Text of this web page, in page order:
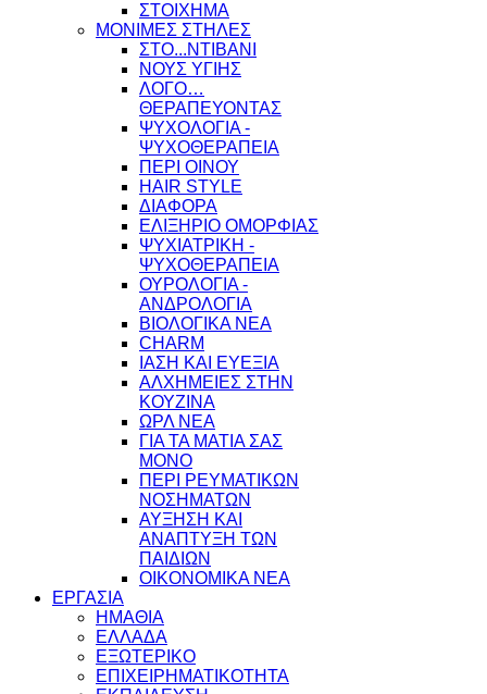
ΣΤΟΙΧΗΜΑ
ΜΟΝΙΜΕΣ ΣΤΗΛΕΣ
ΣΤΟ...ΝΤΙΒΑΝΙ
ΝΟΥΣ ΥΓΙΗΣ
ΛΟΓΟ…
ΘΕΡΑΠΕΥΟΝΤΑΣ
ΨΥΧΟΛΟΓΙΑ -
ΨΥΧΟΘΕΡΑΠΕΙΑ
ΠΕΡΙ ΟΙΝΟΥ
HAIR STYLE
ΔΙΑΦΟΡΑ
ΕΛΙΞΗΡΙΟ ΟΜΟΡΦΙΑΣ
ΨΥΧΙΑΤΡΙΚΗ -
ΨΥΧΟΘΕΡΑΠΕΙΑ
ΟΥΡΟΛΟΓΙΑ -
ΑΝΔΡΟΛΟΓΙΑ
ΒΙΟΛΟΓΙΚΑ ΝΕΑ
CHARM
ΙΑΣΗ ΚΑΙ ΕΥΕΞΙΑ
ΑΛΧΗΜΕΙΕΣ ΣΤΗΝ
ΚΟΥΖΙΝΑ
ΩΡΛ ΝEA
ΓΙΑ ΤΑ ΜΑΤΙΑ ΣΑΣ
ΜΟΝΟ
ΠΕΡΙ ΡΕΥΜΑΤΙΚΩΝ
ΝΟΣΗΜΑΤΩΝ
ΑΥΞΗΣΗ ΚΑΙ
ΑΝΑΠΤΥΞΗ ΤΩΝ
ΠΑΙΔΙΩΝ
ΟΙΚΟΝΟΜΙΚΑ ΝΕΑ
ΕΡΓΑΣΙΑ
ΗΜΑΘΙΑ
ΕΛΛΑΔΑ
ΕΞΩΤΕΡΙΚΟ
ΕΠΙΧΕΙΡΗΜΑΤΙΚΟΤΗΤΑ